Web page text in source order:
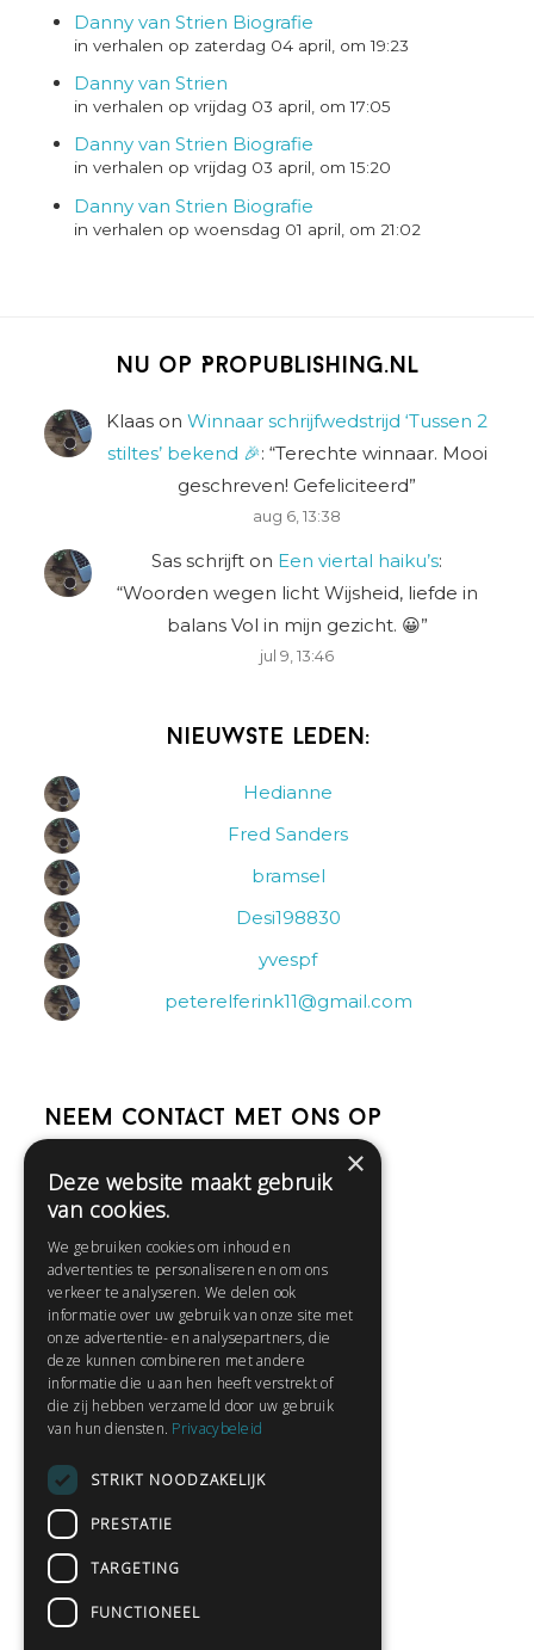
Danny van Strien Biografie
in verhalen op zaterdag 04 april, om 19:23
Danny van Strien
in verhalen op vrijdag 03 april, om 17:05
Danny van Strien Biografie
in verhalen op vrijdag 03 april, om 15:20
Danny van Strien Biografie
in verhalen op woensdag 01 april, om 21:02
Nu op Propublishing.nl
Klaas on Winnaar schrijfwedstrijd ‘Tussen 2
stiltes’ bekend 🎉: “Terechte winnaar. Mooi
geschreven! Gefeliciteerd”
aug 6, 13:38
Sas schrijft on Een viertal haiku’s:
“Woorden wegen licht Wijsheid, liefde in
balans Vol in mijn gezicht. 😀”
jul 9, 13:46
Nieuwste leden:
Hedianne
Fred Sanders
bramsel
Desi198830
yvespf
peterelferink11@gmail.com
Neem contact met ons op
Help
Contact
Huisregels
Snel naar:
Gratis aanmelden
Privacybeleid
Gedichten lezen
×
Deze website maakt gebruik
van cookies.
We gebruiken cookies om inhoud en
advertenties te personaliseren en om ons
verkeer te analyseren. We delen ook
informatie over uw gebruik van onze site met
onze advertentie- en analysepartners, die
deze kunnen combineren met andere
informatie die u aan hen heeft verstrekt of
die zij hebben verzameld door uw gebruik
van hun diensten. Privacybeleid
STRIKT NOODZAKELIJK
PRESTATIE
TARGETING
FUNCTIONEEL